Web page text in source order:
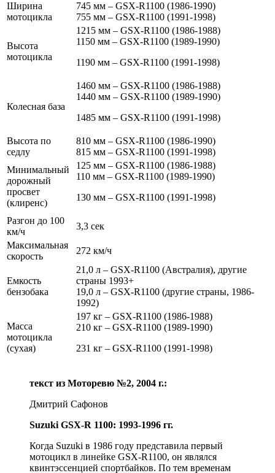
Ширина
мотоцикла
745 мм – GSX-R1100 (1986-1990)
755 мм – GSX-R1100 (1991-1998)
Высота
мотоцикла
1215 мм – GSX-R1100 (1986-1988)
1150 мм – GSX-R1100 (1989-1990)
1190 мм – GSX-R1100 (1991-1998)
Колесная база
1460 мм – GSX-R1100 (1986-1988)
1440 мм – GSX-R1100 (1989-1990)
1485 мм – GSX-R1100 (1991-1998)
Высота по
седлу
810 мм – GSX-R1100 (1986-1990)
815 мм – GSX-R1100 (1991-1998)
Минимальный
дорожный
просвет
(клиренс)
125 мм – GSX-R1100 (1986-1988)
110 мм – GSX-R1100 (1989-1990)
130 мм – GSX-R1100 (1991-1998)
Разгон до 100
км/ч
3,3 сек
Максимальная
скорость
272 км/ч
Емкость
бензобака
21,0 л – GSX-R1100 (Австралия), другие
страны 1993+
19,0 л – GSX-R1100 (другие страны, 1986-
1992)
Масса
мотоцикла
(сухая)
197 кг – GSX-R1100 (1986-1988)
210 кг – GSX-R1100 (1989-1990)
231 кг – GSX-R1100 (1991-1998)
текст из Моторевю №2, 2004 г.:
Дмитрий Сафонов
Suzuki GSX-R 1100: 1993-1996 гг.
Когда Suzuki в 1986 году представила первый
мотоцикл в линейке GSX-R1100, он являлся
квинтэссенцией спортбайков. По тем временам